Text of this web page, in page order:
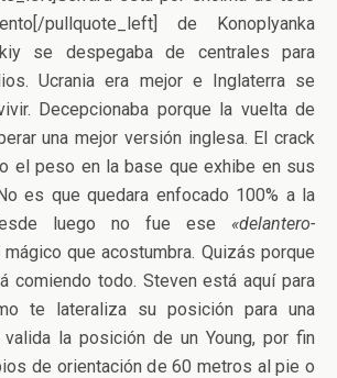
pullquote_left] de Konoplyanka
se despegaba de centrales para
Ucrania era mejor e Inglaterra se
Decepcionaba porque la vuelta de
una mejor versión inglesa. El crack
el peso en la base que exhibe en sus
es que quedara enfocado 100% a la
luego no fue ese «delantero-
mágico que acostumbra. Quizás porque
comiendo todo. Steven está aquí para
te lateraliza su posición para una
la posición de un Young, por fin
de orientación de 60 metros al pie o